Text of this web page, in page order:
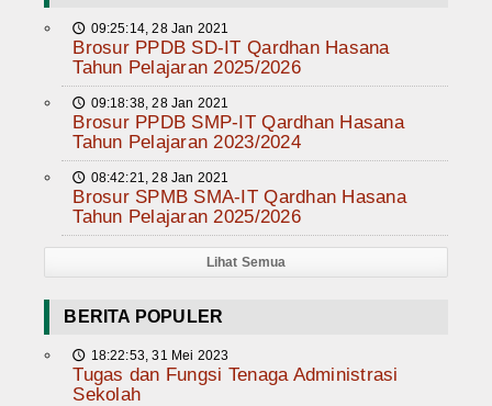
🕔 09:25:14, 28 Jan 2021
Brosur PPDB SD-IT Qardhan Hasana
Tahun Pelajaran 2025/2026
🕔 09:18:38, 28 Jan 2021
Brosur PPDB SMP-IT Qardhan Hasana
Tahun Pelajaran 2023/2024
🕔 08:42:21, 28 Jan 2021
Brosur SPMB SMA-IT Qardhan Hasana
Tahun Pelajaran 2025/2026
Lihat Semua
BERITA POPULER
🕔 18:22:53, 31 Mei 2023
Tugas dan Fungsi Tenaga Administrasi
Sekolah